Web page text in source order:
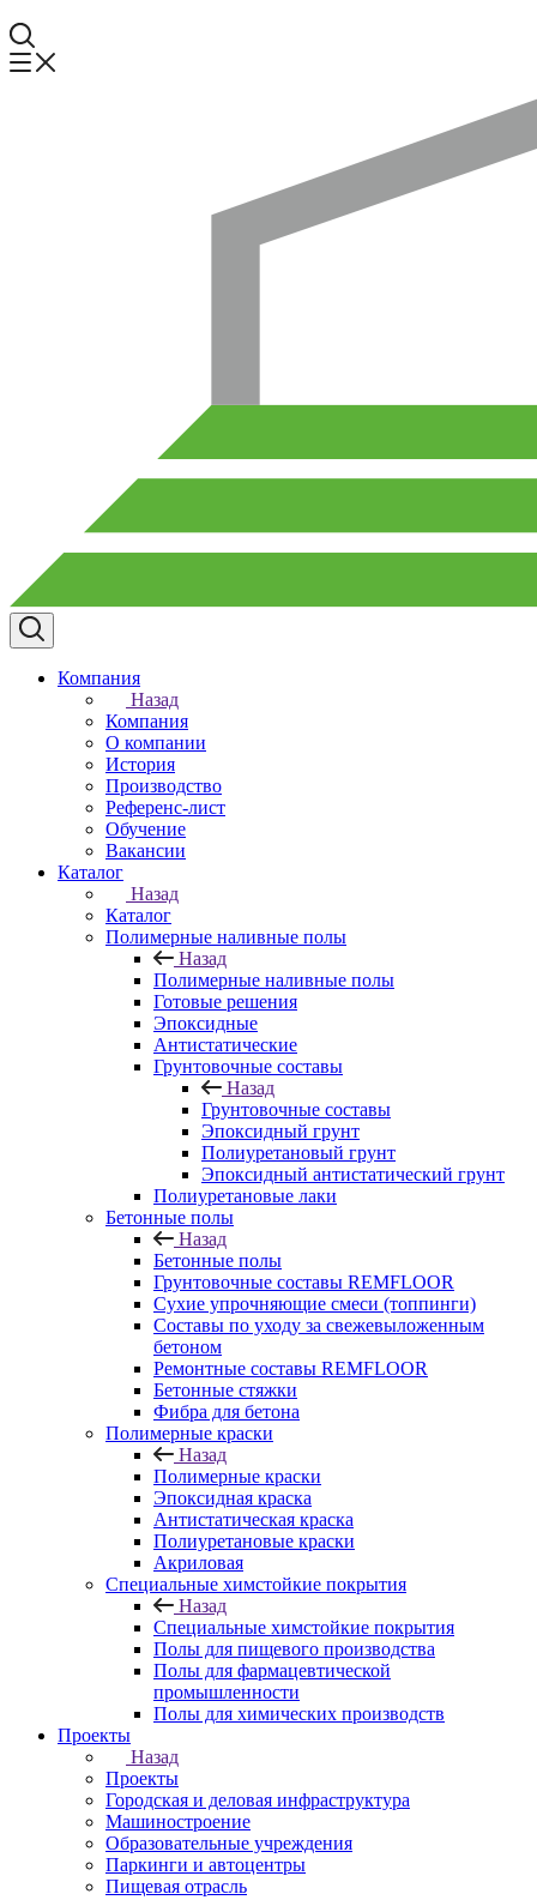
Компания
Назад
Компания
О компании
История
Производство
Референс-лист
Обучение
Вакансии
Каталог
Назад
Каталог
Полимерные наливные полы
Назад
Полимерные наливные полы
Готовые решения
Эпоксидные
Антистатические
Грунтовочные составы
Назад
Грунтовочные составы
Эпоксидный грунт
Полиуретановый грунт
Эпоксидный антистатический грунт
Полиуретановые лаки
Бетонные полы
Назад
Бетонные полы
Грунтовочные составы REMFLOOR
Сухие упрочняющие смеси (топпинги)
Составы по уходу за свежевыложенным
бетоном
Ремонтные составы REMFLOOR
Бетонные стяжки
Фибра для бетона
Полимерные краски
Назад
Полимерные краски
Эпоксидная краска
Антистатическая краска
Полиуретановые краски
Акриловая
Специальные химстойкие покрытия
Назад
Специальные химстойкие покрытия
Полы для пищевого производства
Полы для фармацевтической
промышленности
Полы для химических производств
Проекты
Назад
Проекты
Городская и деловая инфраструктура
Машиностроение
Образовательные учреждения
Паркинги и автоцентры
Пищевая отрасль